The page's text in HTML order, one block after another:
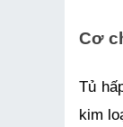
Cơ
Tủ
kim